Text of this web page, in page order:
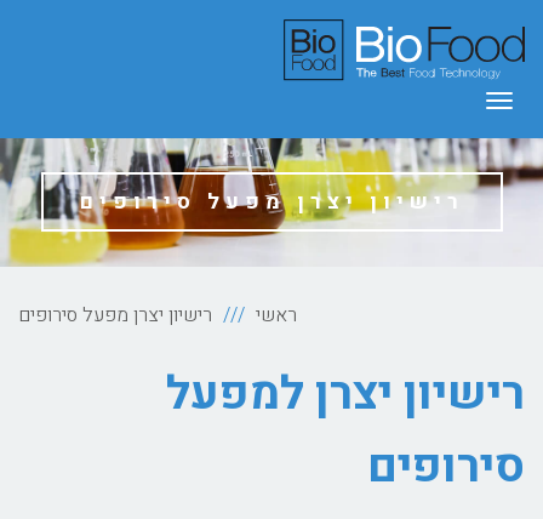
תפריט
רישיון יצרן מפעל סירופים
ראשי רישיון יצרן מפעל סירופים
רישיון יצרן למפעל
סירופים